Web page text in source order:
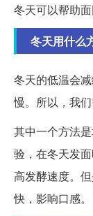
冬天可以帮助面
冬天用什么
冬天的低温会
慢。所以，我
其中一个方法
验，在冬天发
高发酵速度。
快，影响口感。